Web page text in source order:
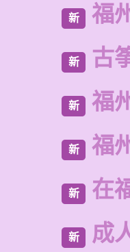
新 福
新 古
新 福
新 福
新 在
新 成